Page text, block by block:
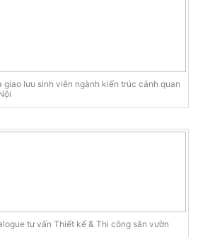
giao lưu sinh viên ngành kiến trúc cảnh quan
tư vấn Thiết kế & Thi công sân vườn